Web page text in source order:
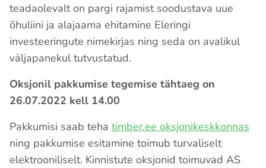
teadaolevalt on pargi rajamist soodustava uue
õhuliini ja alajaama ehitamine Eleringi
investeeringute nimekirjas ning seda on avalikul
väljapanekul tutvustatud.
Oksjonil pakkumise tegemise tähtaeg on
26.07.2022 kell 14.00
Pakkumisi saab teha timber.ee oksjonikeskkonnas
ning pakkumise esitamine toimub turvaliselt
elektrooniliselt. Kinnistute oksjonid toimuvad AS